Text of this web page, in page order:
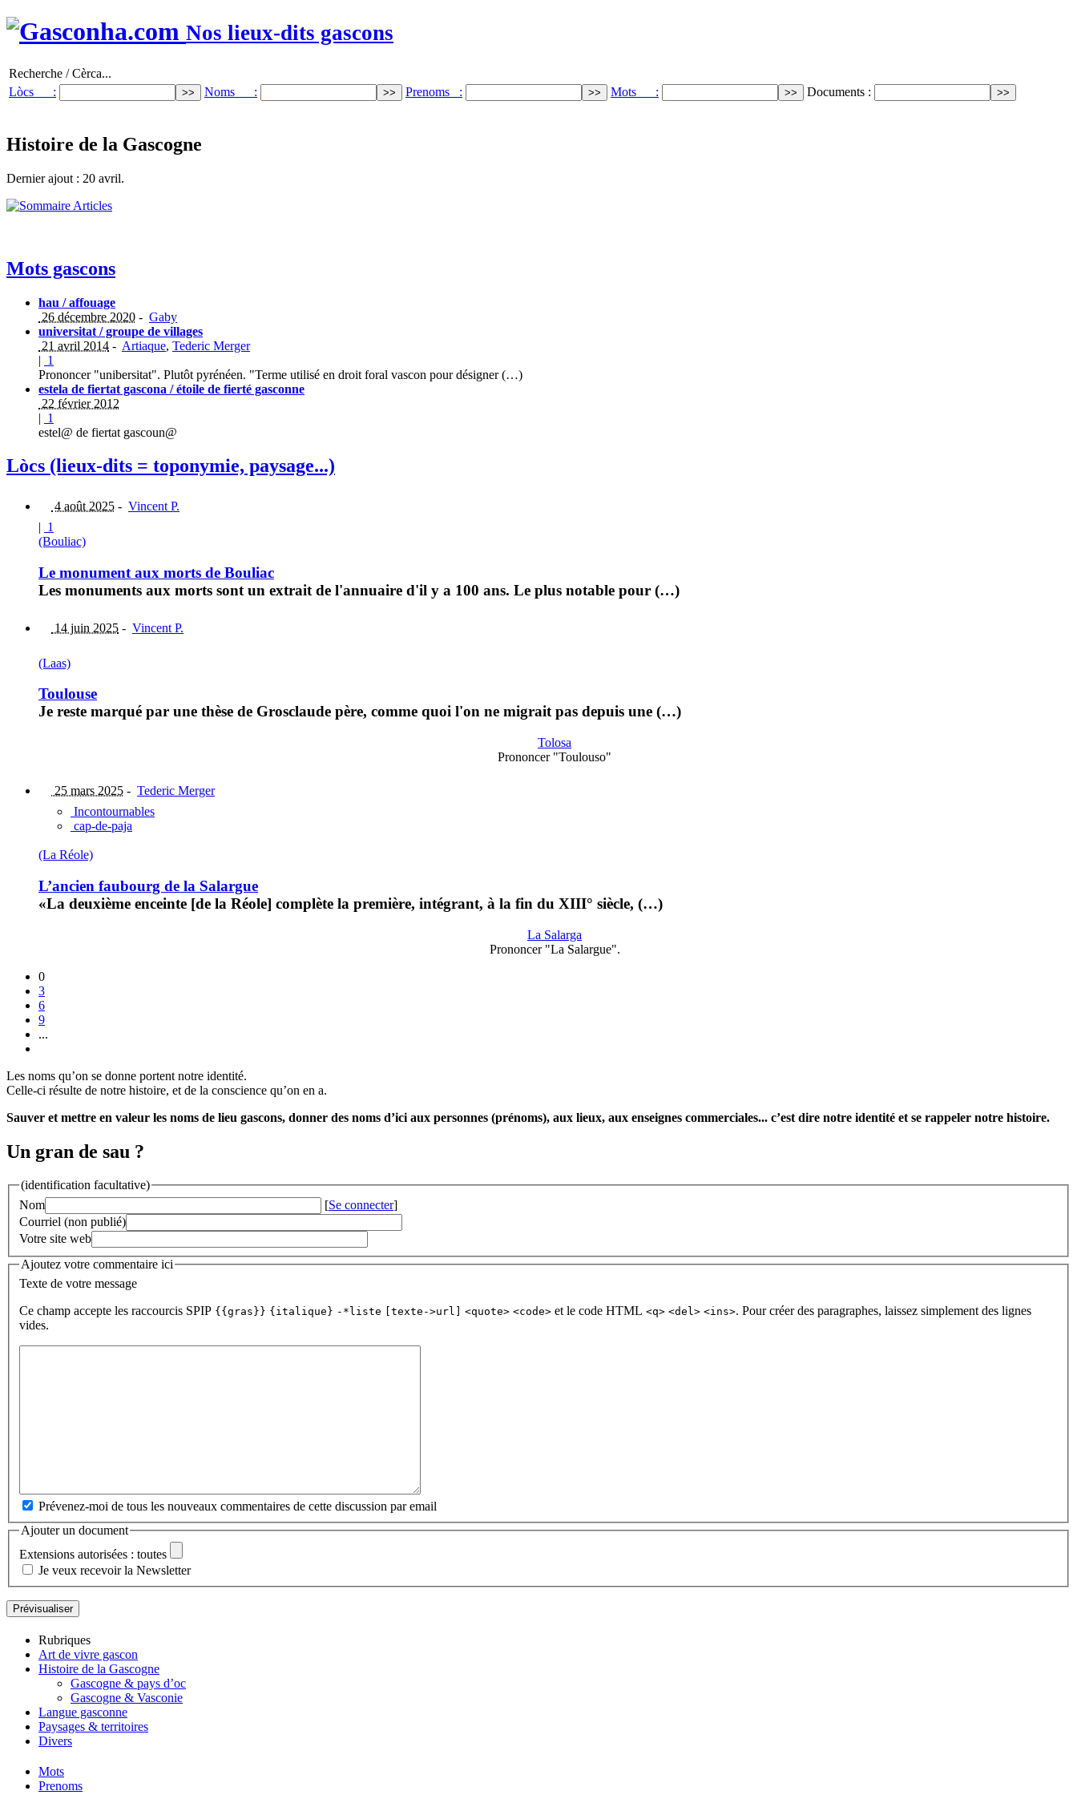
Nos lieux-dits gascons
Recherche / Cèrca...
Lòcs :
Noms : Prenoms : Mots : Documents :
Histoire de la Gascogne
Dernier ajout : 20 avril.
Mots gascons
hau / affouage
26 décembre 2020 - Gaby
universitat / groupe de villages
21 avril 2014 - Artiaque, Tederic Merger
| 1
Prononcer "unibersitat". Plutôt pyrénéen. "Terme utilisé en droit foral vascon pour désigner (…)
estela de fiertat gascona / étoile de fierté gasconne
22 février 2012
| 1
estel@ de fiertat gascoun@
Lòcs (lieux-dits = toponymie, paysage...)
4 août 2025 - Vincent P.
| 1
(Bouliac)
Le monument aux morts de Bouliac
Les monuments aux morts sont un extrait de l'annuaire d'il y a 100 ans. Le plus notable pour (…)
14 juin 2025 - Vincent P.
(Laas)
Toulouse
Je reste marqué par une thèse de Grosclaude père, comme quoi l'on ne migrait pas depuis une (…)
Tolosa
Prononcer "Toulouso"
25 mars 2025 - Tederic Merger
Incontournables
cap-de-paja
(La Réole)
L’ancien faubourg de la Salargue
«La deuxième enceinte [de la Réole] complète la première, intégrant, à la fin du XIII° siècle, (…)
La Salarga
Prononcer "La Salargue".
0
3
6
9
...
Les noms qu’on se donne portent notre identité.
Celle-ci résulte de notre histoire, et de la conscience qu’on en a.
Sauver et mettre en valeur les noms de lieu gascons, donner des noms d’ici aux personnes (prénoms), aux lieux, aux enseignes commerciales... c’est dire notre identité et se rappeler notre histoire.
Un gran de sau ?
(identification facultative)
Nom
[Se connecter]
Courriel (non publié)
Votre site web
Ajoutez votre commentaire ici
Texte de votre message
Ce champ accepte les raccourcis SPIP {{gras}} {italique} -*liste [texte->url] <quote> <code> et le code HTML <q> <del> <ins>. Pour créer des paragraphes, laissez simplement des lignes
vides.
Prévenez-moi de tous les nouveaux commentaires de cette discussion par email
Ajouter un document
Extensions autorisées : toutes
Je veux recevoir la Newsletter
Rubriques
Art de vivre gascon
Histoire de la Gascogne
Gascogne & pays d’oc
Gascogne & Vasconie
Langue gasconne
Paysages & territoires
Divers
Mots
Prenoms